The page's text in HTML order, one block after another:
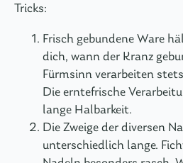
Tricks:
Frisch gebundene Ware
dich, wann der Kranz
Fürmsinn verarbeiten
Die erntefrische
lange Halbarkeit.
Die Zweige der diversen
unterschiedlich lange.